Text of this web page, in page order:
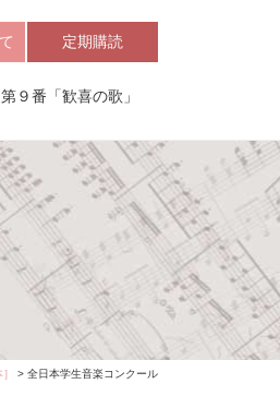
定期購読
９番「歓喜の歌」
> 全日本学生音楽コンクール